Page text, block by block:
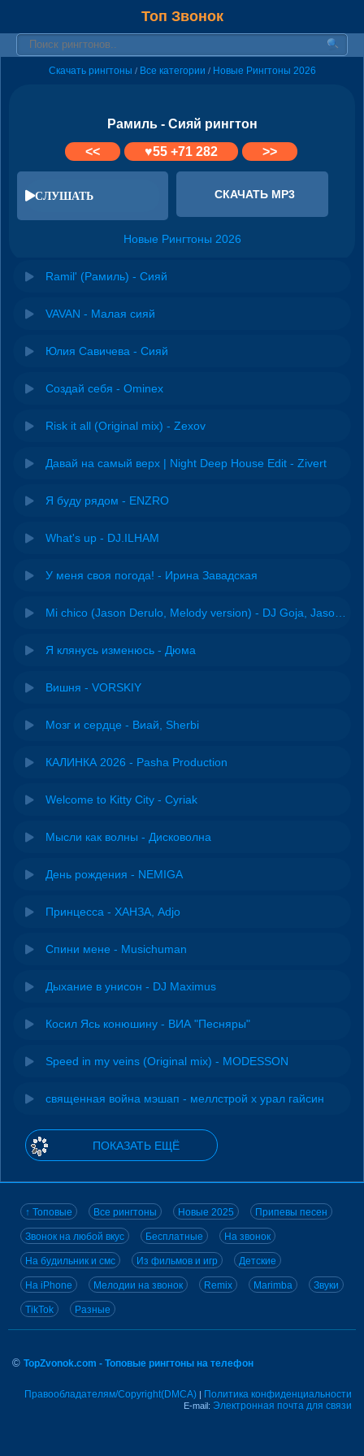
Топ Звонок
Скачать рингтоны / Все категории / Новые Рингтоны 2026
Рамиль - Сияй рингтон
<<
♥55 +71 282 >>
СЛУШАТЬ СКАЧАТЬ MP3
Новые Рингтоны 2026
Ramil' (Рамиль) - Сияй
VAVAN - Малая сияй
Юлия Савичева - Сияй
Создай себя - Ominex
Risk it all (Original mix) - Zexov
Давай на самый верх | Night Deep House Edit - Zivert
Я буду рядом - ENZRO
What's up - DJ.ILHAM
У меня своя погода! - Ирина Завадская
Я клянусь изменюсь - Дюма
Вишня - VORSKIY
Мозг и сердце - Виай, Sherbi
КАЛИНКА 2026 - Pasha Production
Welcome to Kitty City - Cyriak
Мысли как волны - Дисковолна
День рождения - NEMIGA
Принцесса - ХАНЗА, Adjo
Спини мене - Musichuman
Дыхание в унисон - DJ Maximus
Косил Ясь конюшину - ВИА "Песняры"
Speed in my veins (Original mix) - MODESSON
священная война мэшап - меллстрой х урал гайсин
ПОКАЗАТЬ ЕЩЁ
↑ Топовые Все рингтоны Новые 2025 Припевы песен
Звонок на любой вкус Бесплатные На звонок
На будильник и смс Из фильмов и игр Детские
На iPhone Мелодии на звонок Remix Marimba Звуки
TikTok Разные
© TopZvonok.com - Топовые рингтоны на телефон
Правообладателям/Copyright(DMCA) | Политика конфиденциальности
E-mail: Электронная почта для связи